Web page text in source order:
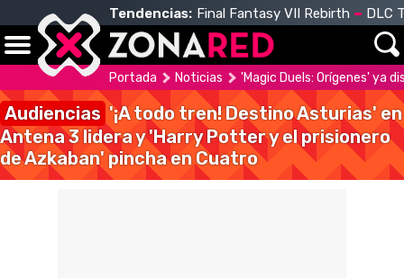
Tendencias: Final Fantasy VII Rebirth DLC
Portada Noticias 'Magic Duels: Orígenes' ya
Audiencias '¡A todo tren! Destino Asturias' en
Antena 3 lidera y 'Harry Potter y el prisionero
de Azkaban' pincha en Cuatro